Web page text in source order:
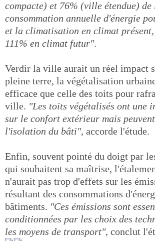
compacte) et 76% (ville étendue) de
consommation annuelle d'énergie
et la climatisation en climat
111% en climat futur".
Verdir la ville aurait un réel impact
pleine terre, la végétalisation
efficace que celle des toits pour
ville. "Les toits végétalisés ont une
sur le confort extérieur mais
l'isolation du bâti", accorde l'étude.
Enfin, souvent pointé du doigt par
qui souhaitent sa maîtrise,
n'aurait pas trop d'effets sur les
résultant des consommations
bâtiments. "Ces émissions sont
conditionnées par les choix des
les moyens de transport", conclut